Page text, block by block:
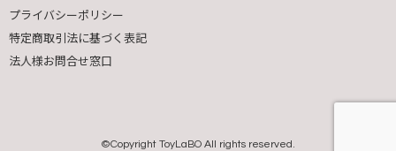
プライバシーポリシー
特定商取引法に基づく表記
法人様お問合せ窓口
©Copyright ToyLaBO All rights reserved.